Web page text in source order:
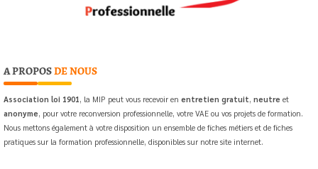
A PROPOSDE NOUS
Association loi 1901, la MIP peut vous recevoir en entretien gratuit, neutre et
anonyme, pour votre reconversion professionnelle, votre VAE ou vos projets de formation.
Nous mettons également à votre disposition un ensemble de fiches métiers et de fiches
pratiques sur la formation professionnelle, disponibles sur notre site internet.